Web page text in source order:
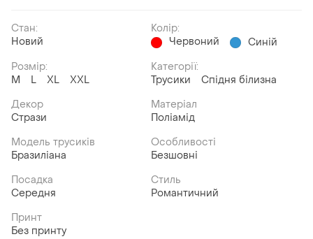
Стан:
Новий
Колір:
Червоний
Синій
Розмір:
M
L XL XXL
Категорії:
Трусики
Спідня білизна
Декор
Стрази
Матеріал
Поліамід
Модель трусиків
Бразиліана
Особливості
Безшовні
Посадка
Середня
Стиль
Романтичний
Принт
Без принту